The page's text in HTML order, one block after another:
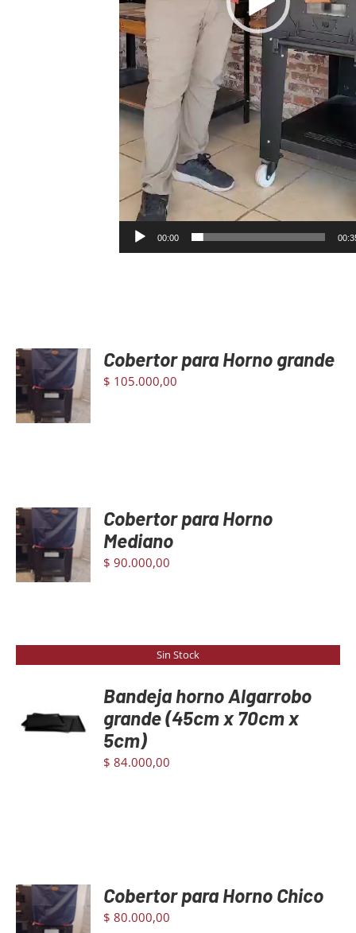
00:00
AGREGAR
AL
CARRITO
DETAILS
Cobertor para Horno grande
$ 105.000,00
AGREGAR
AL
CARRITO
DETAILS
Cobertor para Horno
Mediano
$ 90.000,00
Sin Stock
DETAILS
Bandeja horno Algarrobo
grande (45cm x 70cm x
5cm)
$ 84.000,00
AGREGAR
AL
CARRITO
Cobertor para Horno Chico
$ 80.000,00